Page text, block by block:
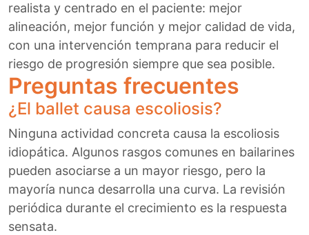
realista y centrado en el paciente: mejor
alineación, mejor función y mejor calidad de vida,
con una intervención temprana para reducir el
riesgo de progresión siempre que sea posible.
Preguntas frecuentes
¿El ballet causa escoliosis?
Ninguna actividad concreta causa la escoliosis
idiopática. Algunos rasgos comunes en bailarines
pueden asociarse a un mayor riesgo, pero la
mayoría nunca desarrolla una curva. La revisión
periódica durante el crecimiento es la respuesta
sensata.